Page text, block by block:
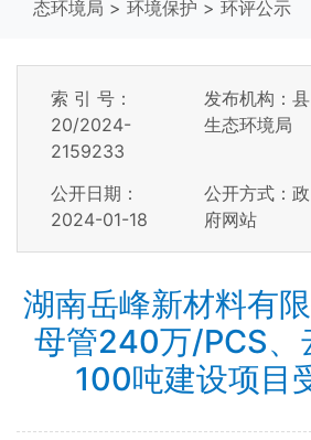
态环境局 > 环境保护 > 环评公示
索 引 号：
20/2024-
2159233
发布机构：县
生态环境局
公开日期：
2024-01-18
公开方式：政
府网站
湖南岳峰新材料有
母管240万/PCS、
100吨建设项目